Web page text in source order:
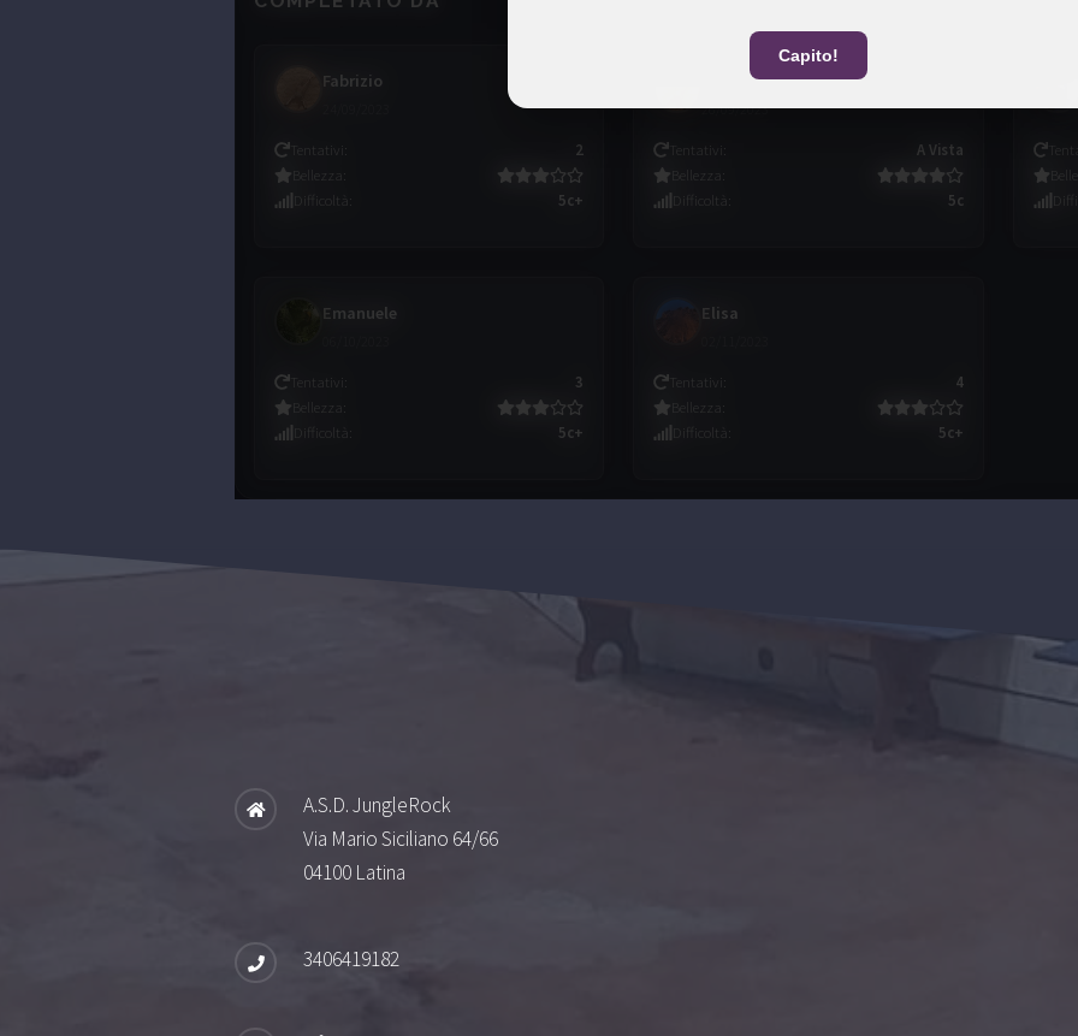
Capito!
Fabrizio
Tentativi :
2
:
Difficoltà : 5c+
Vincenzo
26/09/2023
Tentativi :
A Vista
Bellezza :
Difficoltà : 5c
Emanuele
Tentativi :
3
:
Difficoltà : 5c+
Elisa
Tentativi :
4
:
Difficoltà : 5c+
A.S.D. JungleRock
Via Mario Siciliano 64/66
04100 Latina
3406419182